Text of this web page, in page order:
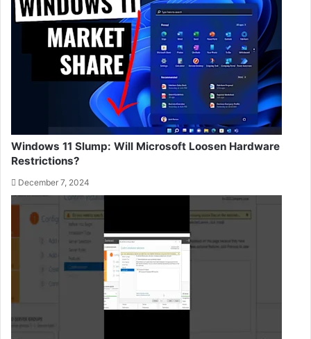
Windows 11 Slump: Will Microsoft Loosen Hardware
Restrictions?
December 7, 2024